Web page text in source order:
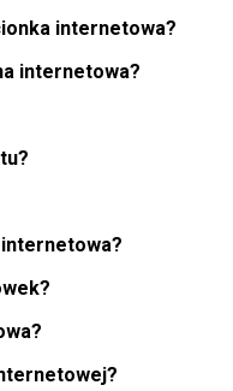
internetowa?
internetowa?